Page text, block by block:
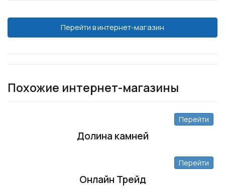
Перейти в интернет-магазин
Похожие интернет-магазины
Долина камней
Перейти
Онлайн Трейд
Перейти